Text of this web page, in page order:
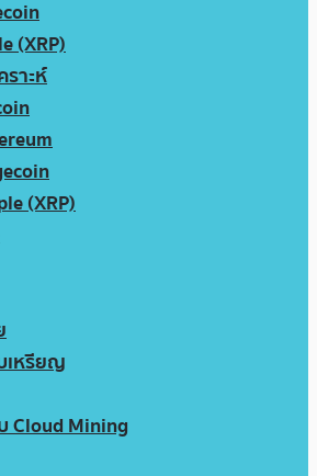
(XRP)
ราะห์
(XRP)
เหรียญ
Cloud Mining